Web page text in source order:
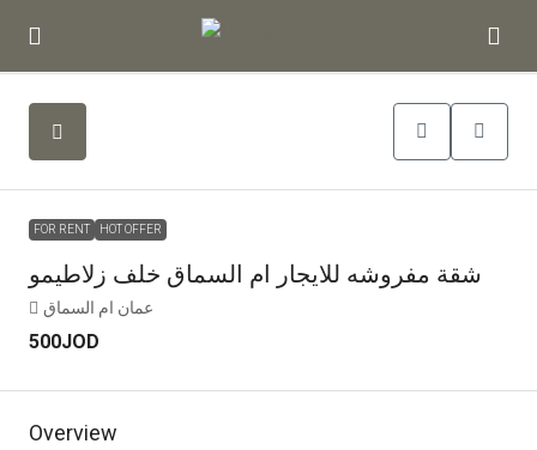
FOR RENT HOT OFFER
شقة مفروشه للايجار ام السماق خلف زلاطيمو
عمان ام السماق
500JOD
Overview